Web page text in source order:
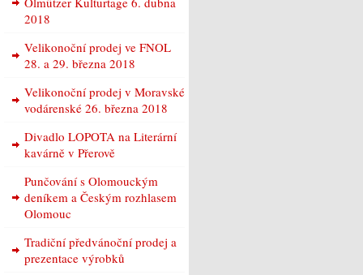
2018
Velikonoční prodej ve FNOL
28. a 29. března 2018
Velikonoční prodej v Moravské
vodárenské 26. března 2018
Divadlo LOPOTA na Literární
kavárně v Přerově
Punčování s Olomouckým
deníkem a Českým rozhlasem
Olomouc
Tradiční předvánoční prodej a
prezentace výrobků